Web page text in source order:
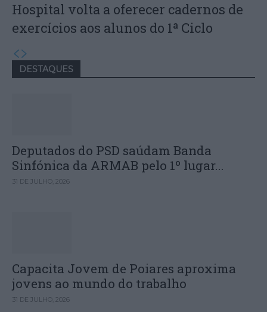
Hospital volta a oferecer cadernos de
exercícios aos alunos do 1ª Ciclo
DESTAQUES
Deputados do PSD saúdam Banda
Sinfónica da ARMAB pelo 1º lugar...
31 DE JULHO, 2026
Capacita Jovem de Poiares aproxima
jovens ao mundo do trabalho
31 DE JULHO, 2026